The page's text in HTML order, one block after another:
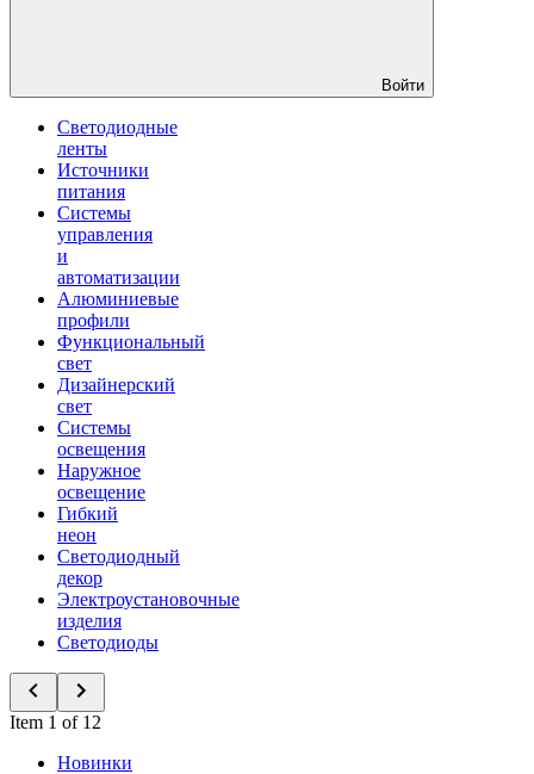
Войти
Светодиодные
ленты
Источники
питания
Системы
управления
и
автоматизации
Алюминиевые
профили
Функциональный
свет
Дизайнерский
свет
Системы
освещения
Наружное
освещение
Гибкий
неон
Светодиодный
декор
Электроустановочные
изделия
Светодиоды
Item 1 of 12
Новинки